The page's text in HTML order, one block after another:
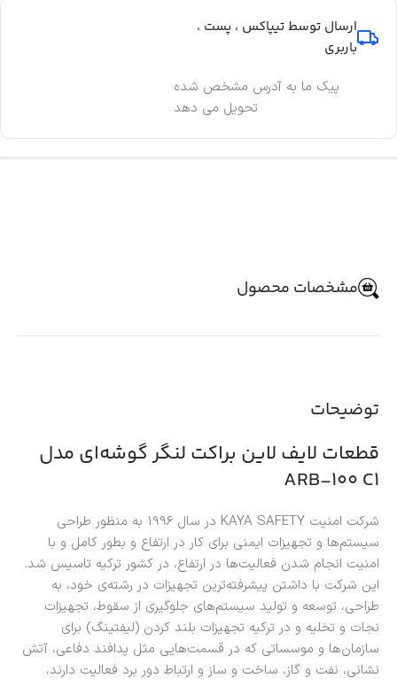
ارسال توسط تیپاکس ، پست ،
باربری
پیک ما به آدرس مشخص شده
تحویل می دهد
توضیحات
قطعات لایف لاین براکت لنگر گوشه‌ای مدل
ARB-100 C1
شرکت امنیت KAYA SAFETY در سال 1996 به منظور طراحی
سیستم‌ها و تجهیزات ایمنی برای کار در ارتفاع و بطور کامل و با
امنیت انجام شدن فعالیت‌ها در ارتفاع، در کشور ترکیه تاسیس شد.
این شرکت با داشتن پیشرفته‌ترین تجهیزات در رشته‌ی خود، به
طراحی، توسعه و تولید سیستم‌های جلوگیری از سقوط، تجهیزات
نجات و تخلیه و در ترکیه تجهیزات بلند کردن (لیفتینگ) برای
سازمان‌ها و موسساتی که در قسمت‌هایی مثل پدافند دفاعی، آتش
نشانی، نفت و گاز، ساخت و ساز و ارتباط دور برد فعالیت دارند،
مشخصات محصول